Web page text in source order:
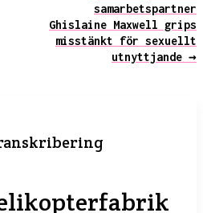
samarbetspartner
Ghislaine Maxwell grips
misstänkt för sexuellt
utnyttjande →